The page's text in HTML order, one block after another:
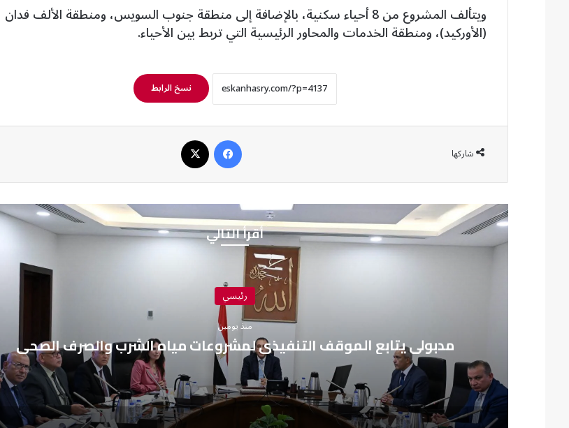
ويتألف المشروع من 8 أحياء سكنية، بالإضافة إلى منطقة جنوب السويس، ومنطقة الألف فدان
(الأوركيد)، ومنطقة الخدمات والمحاور الرئيسية التي تربط بين الأحياء.
نسخ الرابط
شاركها
أقرأ التالي
رئيسي
منذ يومين
مدبولي يتابع الموقف التنفيذي لمشروعات مياه الشرب والصرف الصحي